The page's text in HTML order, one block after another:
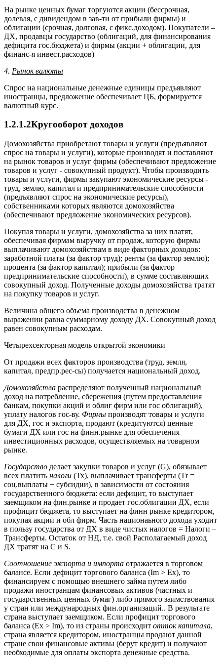
На рынке ценных бумаг торгуются акции (бессрочная,
долевая, с дивидендом в зав-ти от прибыли фирмы) и
облигации (срочная, долговая, с фикс.доходом). Покупатели –
ДХ, продавцы государство (облигаций, для финансирования
дефицита гос.бюджета) и фирмы (акции + облигации, для
финанс-я инвест.расходов)
4. Рынок валюты
Спрос на национальные денежные единицы предъявляют
иностранцы, предложение обеспечивает ЦБ, формируется
валютный курс.
1.2.1.2Кругооборот доходов
Домохозяйства приобретают товары и услуги (предъявляют
спрос на товары и услуги), которые производят и поставляют
на рынок товаров и услуг фирмы (обеспечивают предложение
товаров и услуг - совокупный продукт). Чтобы производить
товары и услуги, фирмы закупают экономические ресурсы -
труд, землю, капитал и предпринимательские способности
(предъявляют спрос на экономические ресурсы),
собственниками которых являются домохозяйства
(обеспечивают предложение экономических ресурсов).
Покупая товары и услуги, домохозяйства за них платят,
обеспечивая фирмам выручку от продаж, которую фирмы
выплачивают домохозяйствам в виде факторных доходов:
заработной платы (за фактор труд); ренты (за фактор землю);
процента (за фактор капитал); прибыли (за фактор
предпринимательские способности), в сумме составляющих
совокупный доход. Полученные доходы домохозяйства тратят
на покупку товаров и услуг.
Величина общего объема производства в денежном
выражении равна суммарному доходу ДХ. Совокупный доход
равен совокупным расходам.
Четырехсекторная модель открытой экономики
От продажи всех факторов производства (труд, земля,
капитал, предпр.рес-сы) получается национальный доход.
Домохозяйства распределяют полученный национальный
доход на потребление, сбережения (путем предоставления
банкам, покупки акций и облиг фирм или гос облигаций),
уплату налогов гос-ву. Фирмы производят товары и услуги
для ДХ, гос и экспорта, продают (кредитуются) ценные
бумаги ДХ или гос на финн.рынке для обеспечения
инвестиционных расходов, осуществляемых на товарном
рынке.
Государство делает закупки товаров и услуг (G), обязывает
всех платить налоги (Тх), выплачивает трансферты (Тr =
соц.выплаты + субсидии), в зависимости от состояния
государственного бюджета: если дефицит, то выступает
заемщиком на фин.рынке и продает гос.облигации ДХ, если
профицит бюджета, то выступает на финн рынке кредитором,
покупая акции и обл фирм. Часть национаьного дохода уходит
в пользу государства от ДХ в виде чистых налогов = Налоги –
Трансферты. Остаток от НД, т.е. свой Располагаемый доход
ДХ тратят на C и S.
Соотношение экспорта и импорта отражается в торговом
балансе. Если дефицит торгового баланса (Im > Ех), то
финансируем с помощью внешнего займа путем либо
продажи иностранцам финансовых активов (частных и
государственных ценных бумаг) либо прямого заимствования
у стран или международных фин.организаций.. В результате
страна выступает заемщиком. Если профицит торгового
баланса (Ех > Im), то из страны происходит отток капитала,
страна является кредитором, иностранцы продают данной
стране свои финансовые активы (берут кредит) и получают
необходимые для оплаты экспорта денежные средства.